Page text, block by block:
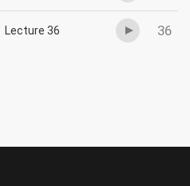
36
Lecture 36